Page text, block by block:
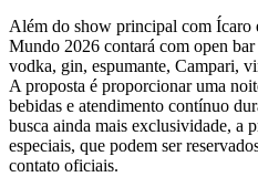
Além do show principal com
Mundo 2026 contará com open
vodka, gin, espumante, Campari,
A proposta é proporcionar uma
bebidas e atendimento contínuo
busca ainda mais exclusividade, a
especiais, que podem ser
contato oficiais.